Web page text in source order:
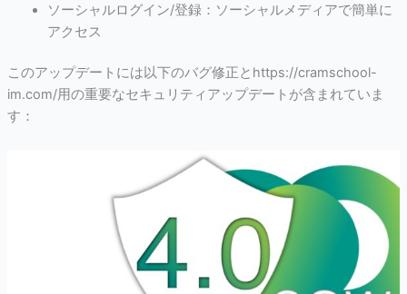
このアップデートには以下のバグ修正とhttps://cramschool-
im.com/用の重要なセキュリティアップデートが含まれていま
す：
ソーシャルログイン/登録：ソーシャルメディアで簡単に
アクセス